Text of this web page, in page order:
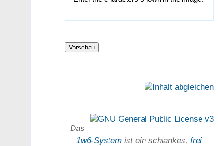
Das
1w6-System ist ein schlankes,frei